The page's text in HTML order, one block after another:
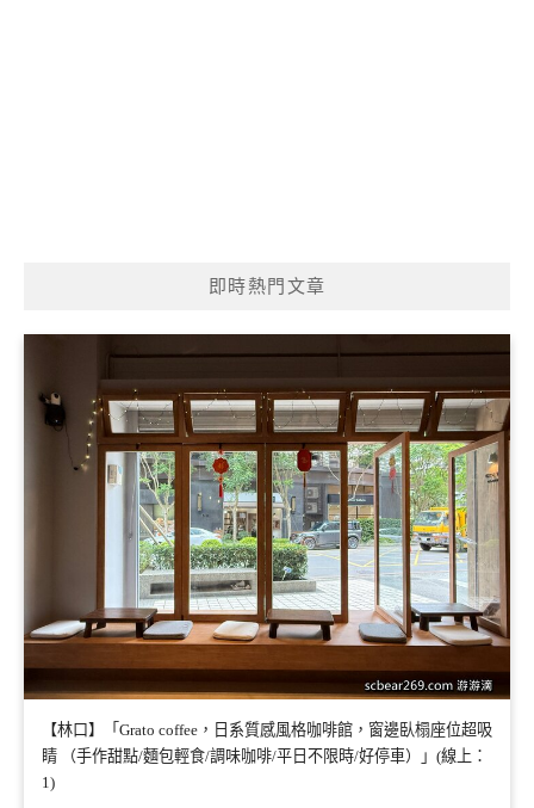
即時熱門文章
【林口】「Grato coffee，日系質感風格咖啡館，窗邊臥榻座位超吸
睛 （手作甜點/麵包輕食/調味咖啡/平日不限時/好停車）」(線上：
1)